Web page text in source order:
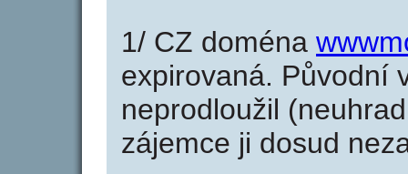
1/ CZ doména
expirovaná. Původní
neprodloužil
zájemce ji dosud